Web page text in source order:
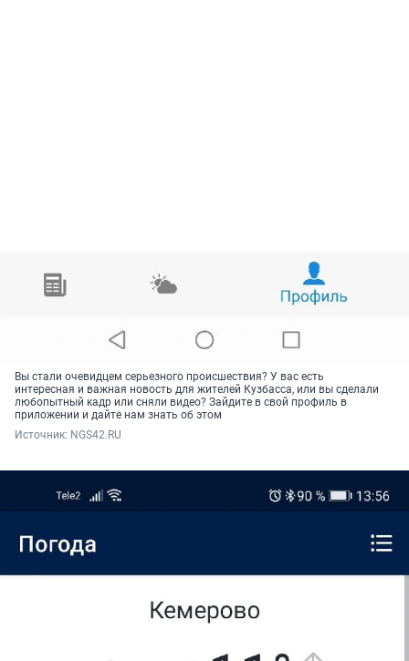
Вы стали очевидцем серьезного происшествия? У вас есть
интересная и важная новость для жителей Кузбасса, или вы сделали
любопытный кадр или сняли видео? Зайдите в свой профиль в
приложении и дайте нам знать об этом
Источник: NGS42.RU